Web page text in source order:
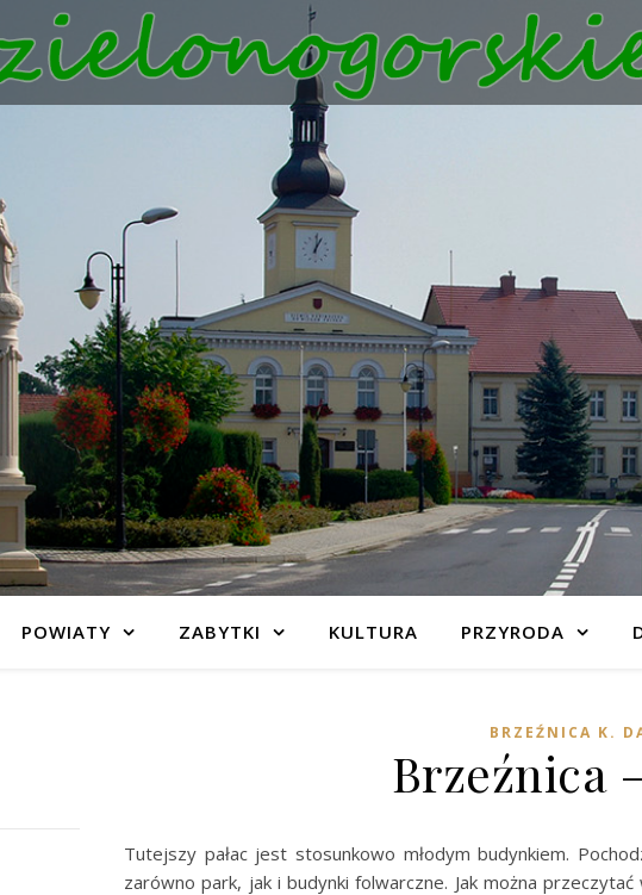
POWIATY ZABYTKI KULTURA PRZYRODA
BRZEŹNICA K.
Brzeźnica
Tutejszy pałac jest stosunkowo młodym budynkiem.
zarówno park, jak i budynki folwarczne. Jak można